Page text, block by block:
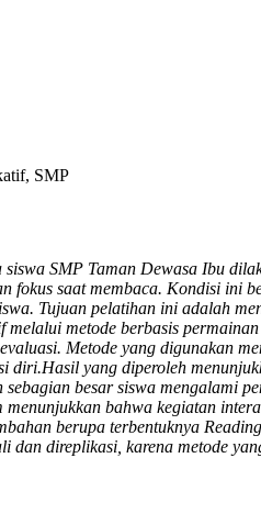
SMP
SMP Taman Dewasa Ibu
fokus saat membaca. Kondisi ini
Tujuan pelatihan ini adalah
metode berbasis
Metode yang digunakan
diri.Hasil yang diperoleh
besar siswa mengalami
bahwa kegiatan
berupa terbentuknya
dan direplikasi, karena metode